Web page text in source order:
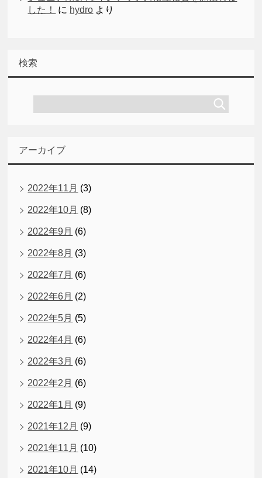
した！
に hydro より
検索
アーカイブ
2022年11月 (3)
2022年10月 (8)
2022年9月 (6)
2022年8月 (3)
2022年7月 (6)
2022年6月 (2)
2022年5月 (5)
2022年4月 (6)
2022年3月 (6)
2022年2月 (6)
2022年1月 (9)
2021年12月 (9)
2021年11月 (10)
2021年10月 (14)